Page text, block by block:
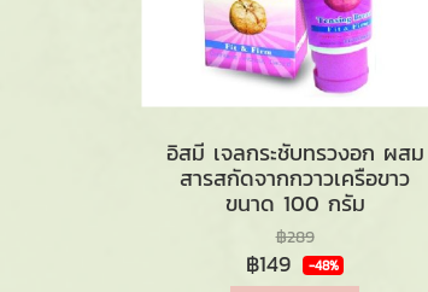
อิสมี เจลกระชับทรวงอก ผสม
สารสกัดจากกวาวเครือขาว
ขนาด 100 กรัม
฿289
฿149 -48%